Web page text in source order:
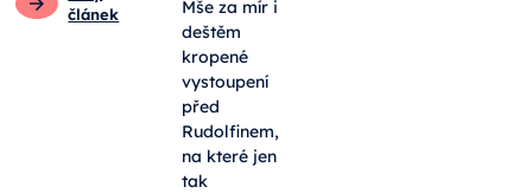
článek
Mše za mír i
deštěm
kropené
vystoupení
před
Rudolfinem,
na které jen
tak